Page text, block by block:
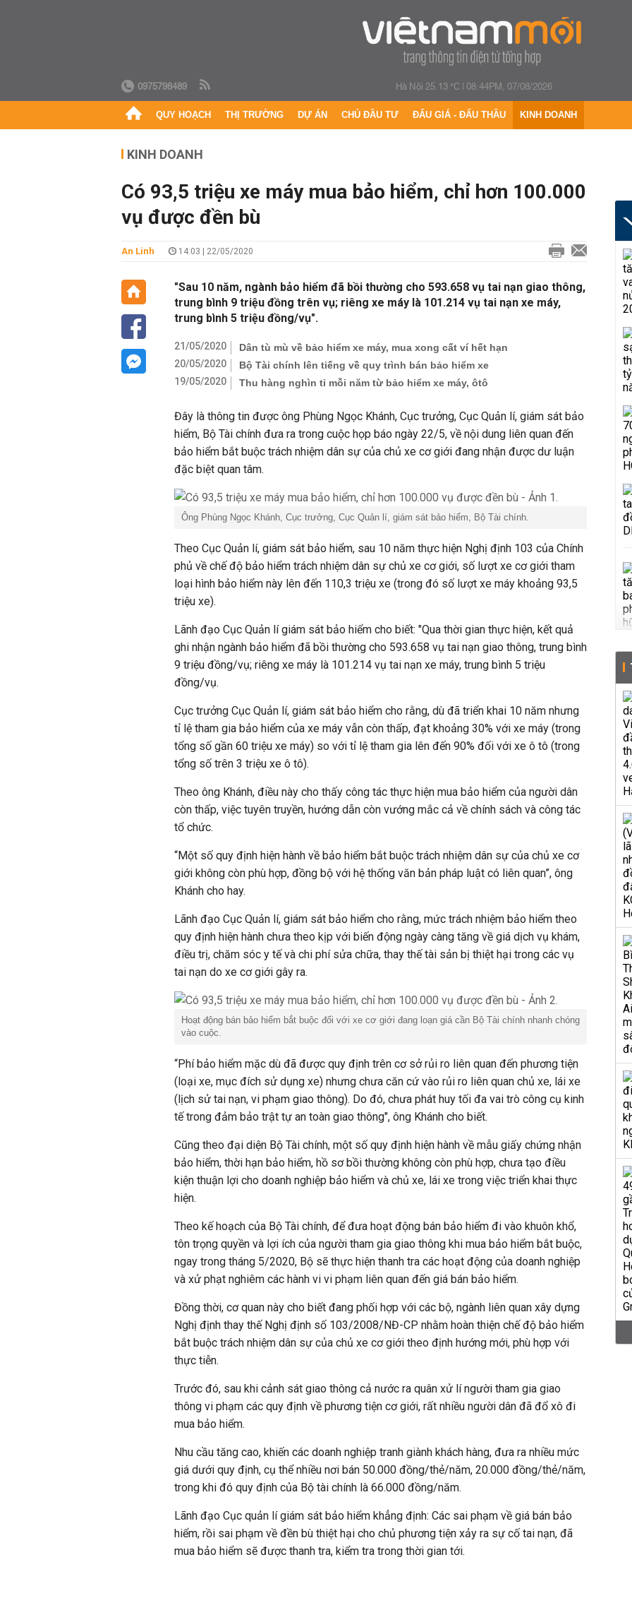
0975798489 Hà Nội 25.13 °C|08:44PM, 07/08/2026
QUY HOẠCH THỊ TRƯỜNG DỰ ÁN CHỦ ĐẦU TƯ ĐẤU GIÁ - ĐẤU THẦU KINH DOANH
KINH DOANH
Có 93,5 triệu xe máy mua bảo hiểm, chỉ hơn 100.000
vụ được đền bù
An Linh 14:03 | 22/05/2020
"Sau 10 năm, ngành bảo hiểm đã bồi thường cho 593.658 vụ tai nạn giao thông,
trung bình 9 triệu đồng trên vụ; riêng xe máy là 101.214 vụ tai nạn xe máy,
trung bình 5 triệu đồng/vụ".
21/05/2020
Dân tù mù về bảo hiểm xe máy, mua xong cất ví hết hạn
20/05/2020
Bộ Tài chính lên tiếng về quy trình bán bảo hiểm xe
19/05/2020
Thu hàng nghìn tỉ mỗi năm từ bảo hiểm xe máy, ôtô
Đây là thông tin được ông Phùng Ngọc Khánh, Cục trưởng, Cục Quản lí, giám sát bảo
hiểm, Bộ Tài chính đưa ra trong cuộc họp báo ngày 22/5, về nội dung liên quan đến
bảo hiểm bắt buộc trách nhiệm dân sự của chủ xe cơ giới đang nhận được dư luận
đặc biệt quan tâm.
Ông Phùng Ngọc Khánh, Cục trưởng, Cục Quản lí, giám sát bảo hiểm, Bộ Tài chính.
Theo Cục Quản lí, giám sát bảo hiểm, sau 10 năm thực hiện Nghị định 103 của Chính
phủ về chế độ bảo hiểm trách nhiệm dân sự chủ xe cơ giới, số lượt xe cơ giới tham
loại hình bảo hiểm này lên đến 110,3 triệu xe (trong đó số lượt xe máy khoảng 93,5
triệu xe).
Lãnh đạo Cục Quản lí giám sát bảo hiểm cho biết: "Qua thời gian thực hiện, kết quả
ghi nhận ngành bảo hiểm đã bồi thường cho 593.658 vụ tai nạn giao thông, trung bình
9 triệu đồng/vụ; riêng xe máy là 101.214 vụ tai nạn xe máy, trung bình 5 triệu
đồng/vụ.
Cục trưởng Cục Quản lí, giám sát bảo hiểm cho rằng, dù đã triển khai 10 năm nhưng
tỉ lệ tham gia bảo hiểm của xe máy vẫn còn thấp, đạt khoảng 30% với xe máy (trong
tổng số gần 60 triệu xe máy) so với tỉ lệ tham gia lên đến 90% đối với xe ô tô (trong
tổng số trên 3 triệu xe ô tô).
Theo ông Khánh, điều này cho thấy công tác thực hiện mua bảo hiểm của người dân
còn thấp, việc tuyên truyền, hướng dẫn còn vướng mắc cả về chính sách và công tác
tổ chức.
“Một số quy định hiện hành về bảo hiểm bắt buộc trách nhiệm dân sự của chủ xe cơ
giới không còn phù hợp, đồng bộ với hệ thống văn bản pháp luật có liên quan”, ông
Khánh cho hay.
Lãnh đạo Cục Quản lí, giám sát bảo hiểm cho rằng, mức trách nhiệm bảo hiểm theo
quy định hiện hành chưa theo kịp với biến động ngày càng tăng về giá dịch vụ khám,
điều trị, chăm sóc y tế và chi phí sửa chữa, thay thế tài sản bị thiệt hại trong các vụ
tai nạn do xe cơ giới gây ra.
Hoạt động bán bảo hiểm bắt buộc đối với xe cơ giới đang loạn giá cần Bộ Tài chính nhanh chóng
vào cuộc.
“Phí bảo hiểm mặc dù đã được quy định trên cơ sở rủi ro liên quan đến phương tiện
(loại xe, mục đích sử dụng xe) nhưng chưa căn cứ vào rủi ro liên quan chủ xe, lái xe
(lịch sử tai nạn, vi phạm giao thông). Do đó, chưa phát huy tối đa vai trò công cụ kinh
tế trong đảm bảo trật tự an toàn giao thông", ông Khánh cho biết.
Cũng theo đại diện Bộ Tài chính, một số quy định hiện hành về mẫu giấy chứng nhận
bảo hiểm, thời hạn bảo hiểm, hồ sơ bồi thường không còn phù hợp, chưa tạo điều
kiện thuận lợi cho doanh nghiệp bảo hiểm và chủ xe, lái xe trong việc triển khai thực
hiện.
Theo kế hoạch của Bộ Tài chính, để đưa hoạt động bán bảo hiểm đi vào khuôn khổ,
tôn trọng quyền và lợi ích của người tham gia giao thông khi mua bảo hiểm bắt buộc,
ngay trong tháng 5/2020, Bộ sẽ thực hiện thanh tra các hoạt động của doanh nghiệp
và xử phạt nghiêm các hành vi vi phạm liên quan đến giá bán bảo hiểm.
Đồng thời, cơ quan này cho biết đang phối hợp với các bộ, ngành liên quan xây dựng
Nghị định thay thế Nghị định số 103/2008/NĐ-CP nhằm hoàn thiện chế độ bảo hiểm
bắt buộc trách nhiệm dân sự của chủ xe cơ giới theo định hướng mới, phù hợp với
thực tiễn.
Trước đó, sau khi cảnh sát giao thông cả nước ra quân xử lí người tham gia giao
thông vi phạm các quy định về phương tiện cơ giới, rất nhiều người dân đã đổ xô đi
mua bảo hiểm.
Nhu cầu tăng cao, khiến các doanh nghiệp tranh giành khách hàng, đưa ra nhiều mức
giá dưới quy định, cụ thể nhiều nơi bán 50.000 đồng/thẻ/năm, 20.000 đồng/thẻ/năm,
trong khi đó quy định của Bộ tài chính là 66.000 đồng/năm.
Lãnh đạo Cục quản lí giám sát bảo hiểm khẳng định: Các sai phạm về giá bán bảo
hiểm, rồi sai phạm về đền bù thiệt hại cho chủ phương tiện xảy ra sự cố tai nạn, đã
mua bảo hiểm sẽ được thanh tra, kiểm tra trong thời gian tới.